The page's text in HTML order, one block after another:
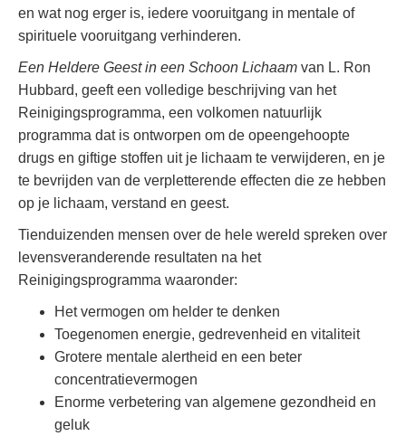
en wat nog erger is, iedere vooruitgang in mentale of
spirituele vooruitgang verhinderen.
Een Heldere Geest in een Schoon Lichaam van L. Ron
Hubbard, geeft een volledige beschrijving van het
Reinigingsprogramma, een volkomen natuurlijk
programma dat is ontworpen om de opeengehoopte
drugs en giftige stoffen uit je lichaam te verwijderen, en je
te bevrijden van de verpletterende effecten die ze hebben
op je lichaam, verstand en geest.
Tienduizenden mensen over de hele wereld spreken over
levensveranderende resultaten na het
Reinigingsprogramma waaronder:
Het vermogen om helder te denken
Toegenomen energie, gedrevenheid en vitaliteit
Grotere mentale alertheid en een beter
concentratievermogen
Enorme verbetering van algemene gezondheid en
geluk